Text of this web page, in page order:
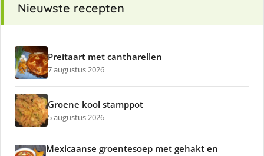
Nieuwste recepten
Preitaart met cantharellen
7 augustus 2026
Groene kool stamppot
5 augustus 2026
Mexicaanse groentesoep met gehakt en